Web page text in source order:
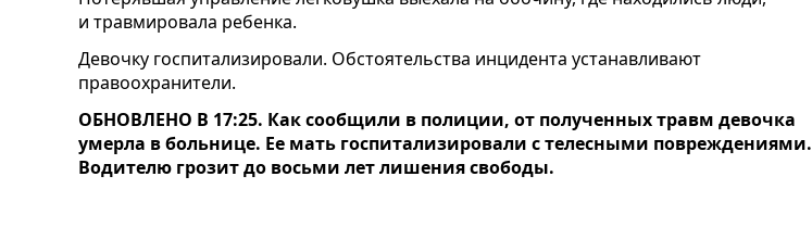
и травмировала ребенка.
Девочку госпитализировали. Обстоятельства инцидента устанавливают
правоохранители.
ОБНОВЛЕНО В 17:25. Как сообщили в полиции, от полученных травм девочка
умерла в больнице. Ее мать госпитализировали с телесными повреждениями.
Водителю грозит до восьми лет лишения свободы.